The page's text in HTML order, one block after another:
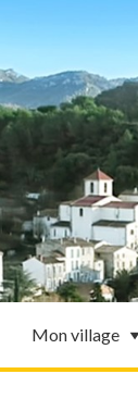
Mon village